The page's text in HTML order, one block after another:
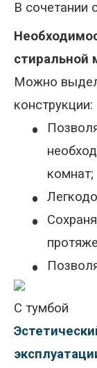
В сочетании
стиральной
Можно
конструкции:
•
комнат;
•
•
•
С тумбой